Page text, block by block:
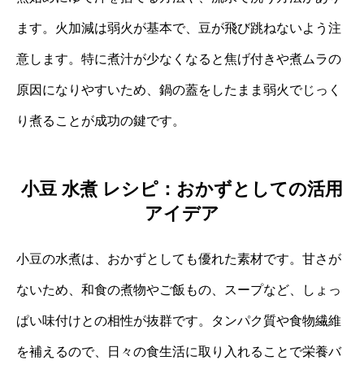
ます。火加減は弱火が基本で、豆が飛び跳ねないよう注
意します。特に煮汁が少なくなると焦げ付きや煮ムラの
原因になりやすいため、鍋の蓋をしたまま弱火でじっく
り煮ることが成功の鍵です。
小豆 水煮 レシピ：おかずとしての活用
アイデア
小豆の水煮は、おかずとしても優れた素材です。甘さが
ないため、和食の煮物やご飯もの、スープなど、しょっ
ぱい味付けとの相性が抜群です。タンパク質や食物繊維
を補えるので、日々の食生活に取り入れることで栄養バ